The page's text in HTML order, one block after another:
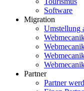
Software
Migration
Umstellung
Partner
Partner